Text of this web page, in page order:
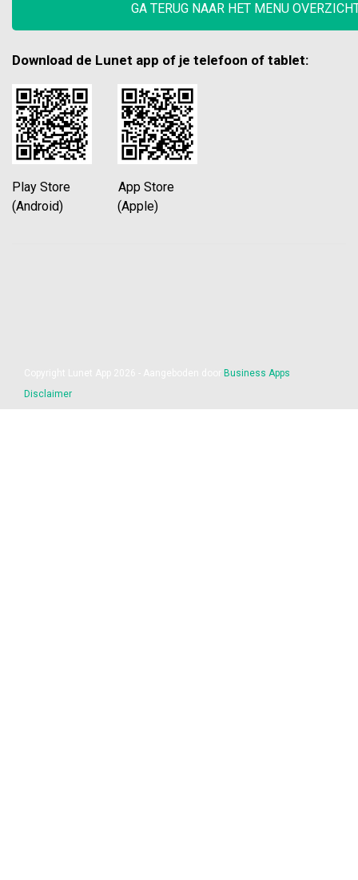
GA TERUG NAAR HET MENU
Download de Lunet app of je telefoon of tablet:
Play Store App Store
(Android) (Apple)
Business Apps
Disclaimer